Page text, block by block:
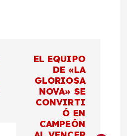
EL EQUIPO
DE «LA
GLORIOSA
NOVA» SE
CONVIRTI
Ó EN
CAMPEÓN